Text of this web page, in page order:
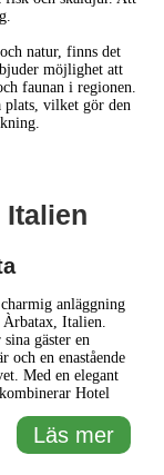
natur, finns det
möjlighet att
faunan i regionen.
plats, vilket gör den
Italien
anläggning
Italien.
gäster en
och en enastående
Med en elegant
Hotel
både avkoppling
omgivande
Läs mer